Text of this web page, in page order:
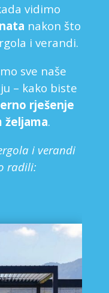
vidimo
nakon što
i verandi.
sve naše
– kako biste
rješenje
željama.
i verandi
radili: